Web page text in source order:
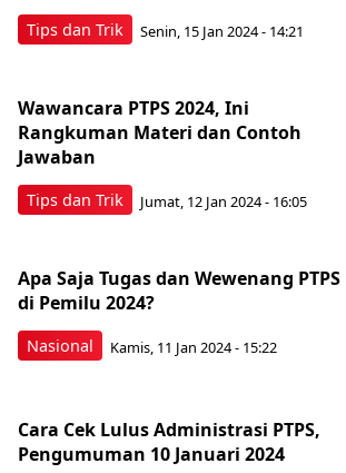
Tips dan Trik Senin, 15 Jan 2024 - 14:21
Tips dan Trik
Wawancara PTPS 2024, Ini
Rangkuman Materi dan Contoh
Jawaban
Jumat, 12 Jan 2024 - 16:05
Nasional
Apa Saja Tugas dan Wewenang PTPS
di Pemilu 2024?
Kamis, 11 Jan 2024 - 15:22
Cara Cek Lulus Administrasi PTPS,
Pengumuman 10 Januari 2024